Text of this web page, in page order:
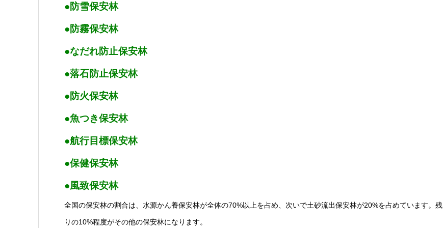
︎●防雪保安林
●防霧保安林
︎●なだれ防止保安林
︎●落石防止保安林
●防火保安林
●魚つき保安林
︎●航行目標保安林
︎●保健保安林
●風致保安林
全国の保安林の割合は、水源かん養保安林が全体の70%以上を占め、次いで土砂流出保安林が20%を占めています。残
りの10%程度がその他の保安林になります。